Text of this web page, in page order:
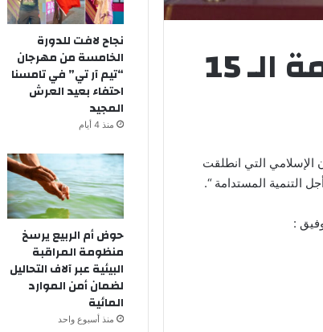
جلالة الملك يوجه خطابا إلى القمة الـ 15
خطابا إلى القمة الـ15 لمنظمة التعاون الإسلامي التي انطلقت
التنمية المستدامة “.
:
نجاح لافت للدورة
الخامسة من مهرجان
“تيم آر تي” في تامسنا
احتفاء بعيد العرش
المجيد
منذ 4 أيام
حوض أم الربيع يرسخ
منظومة المراقبة
البيئية عبر آلاف التحاليل
لضمان أمن الموارد
المائية
منذ أسبوع واحد